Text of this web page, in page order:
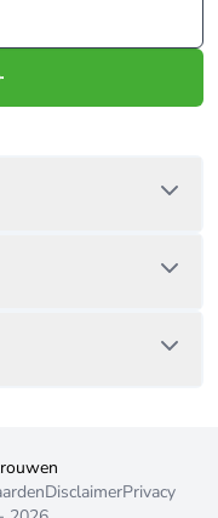
DisclaimerPrivacy